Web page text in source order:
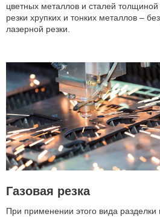
цветных металлов и сталей
резки хрупких и тонких металлов –
лазерной резки.
Газовая резка
При применении этого вида разделки